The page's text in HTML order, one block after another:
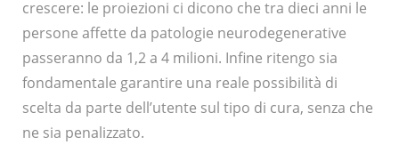
crescere: le proiezioni ci dicono che tra dieci anni le
persone affette da patologie neurodegenerative
passeranno da 1,2 a 4 milioni. Infine ritengo sia
fondamentale garantire una reale possibilità di
scelta da parte dell’utente sul tipo di cura, senza che
ne sia penalizzato.